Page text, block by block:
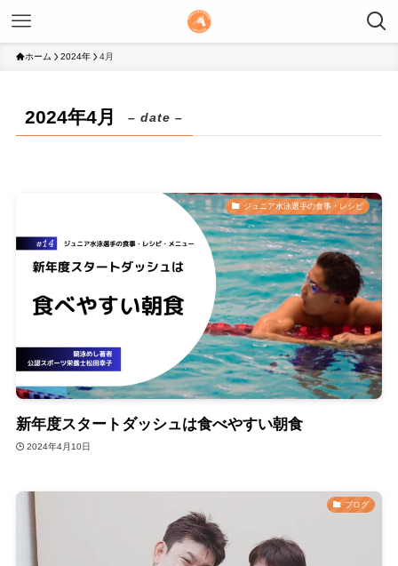
ホーム 2024年 4月
2024年4月 – date –
ジュニア水泳選手の食事・レシピ
新年度スタートダッシュは食べやすい朝食
2024年4月10日
ブログ